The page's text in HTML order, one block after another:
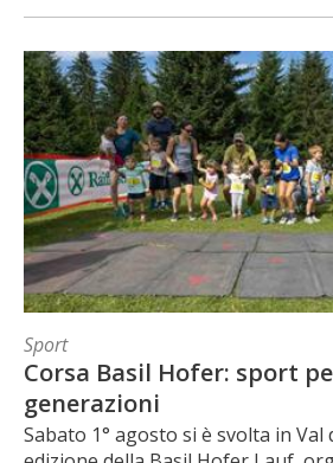
Sport
Corsa Basil Hofer: sport
generazioni
Sabato 1° agosto si è svolta in Val